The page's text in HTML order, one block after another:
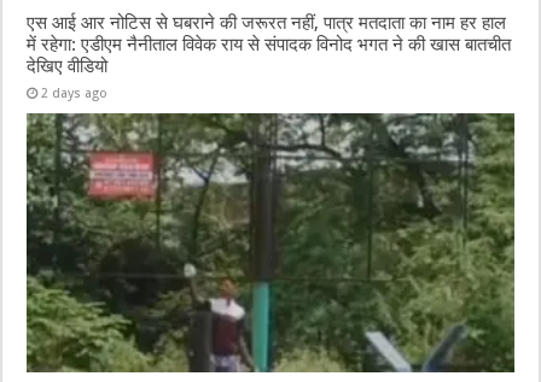
एस आई आर नोटिस से घबराने की जरूरत नहीं, पात्र मतदाता का नाम हर हाल
में रहेगा: एडीएम नैनीताल विवेक राय से संपादक विनोद भगत ने की खास बातचीत
देखिए वीडियो
2 days ago